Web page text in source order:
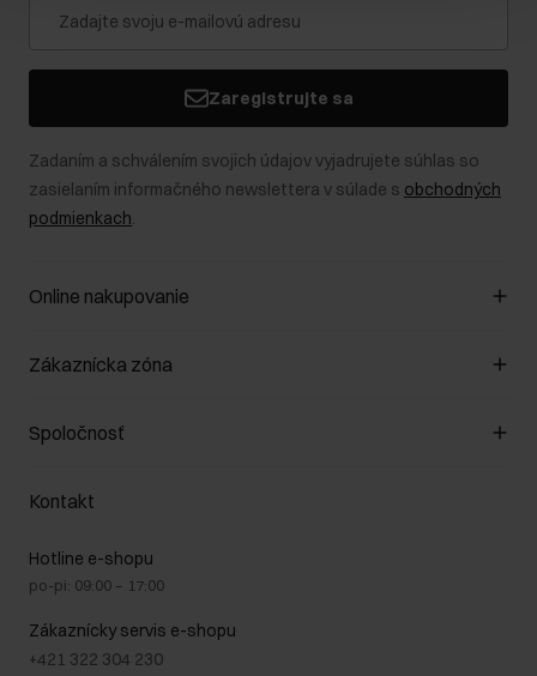
Zaregistrujte sa
Zadaním a schválením svojich údajov vyjadrujete súhlas so
zasielaním informačného newslettera v súlade s obchodných
podmienkach.
Online nakupovanie
Spravovať súbory cookie
Spôsob platby
Vrátenie
Zákaznícka zóna
Zákazníky klub
Pravidlá propagácie
Starostlivosť o kožu
Bezpečné nakupovanie
Blog
Najčastejšie kladené otázky (FAQ)
Spoločnosť
O nás
GDPR - Zásady ochrany osobných údajov
Právne informácie
Kontakt
Hotline e-shopu
po-pi: 09:00 – 17:00
Zákaznícky servis e-shopu
+421 322 304 230